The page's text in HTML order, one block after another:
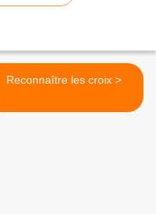
Reconnaître les croix >